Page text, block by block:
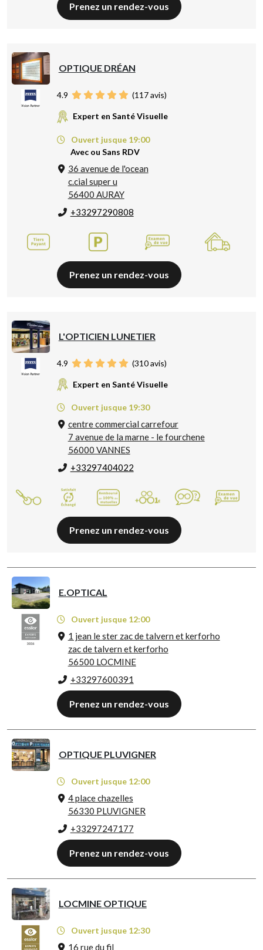
Prenez un rendez-vous
OPTIQUE DRÉAN
4.9 (117avis)
Expert en Santé Visuelle
Ouvert jusque 19:00
Avec ou Sans RDV
36 avenue de l'ocean
c.cial super u
56400 AURAY
+33297290808
Prenez un rendez-vous
L'OPTICIEN LUNETIER
4.9 (310avis)
Expert en Santé Visuelle
Ouvert jusque 19:30
centre commercial carrefour
7 avenue de la marne - le fourchene
56000 VANNES
+33297404022
Prenez un rendez-vous
E.OPTICAL
Ouvert jusque 12:00
1 jean le ster zac de talvern et kerforho
zac de talvern et kerforho
56500 LOCMINE
+33297600391
Prenez un rendez-vous
OPTIQUE PLUVIGNER
Ouvert jusque 12:00
4 place chazelles
56330 PLUVIGNER
+33297247177
Prenez un rendez-vous
LOCMINE OPTIQUE
Ouvert jusque 12:30
16 rue du fil